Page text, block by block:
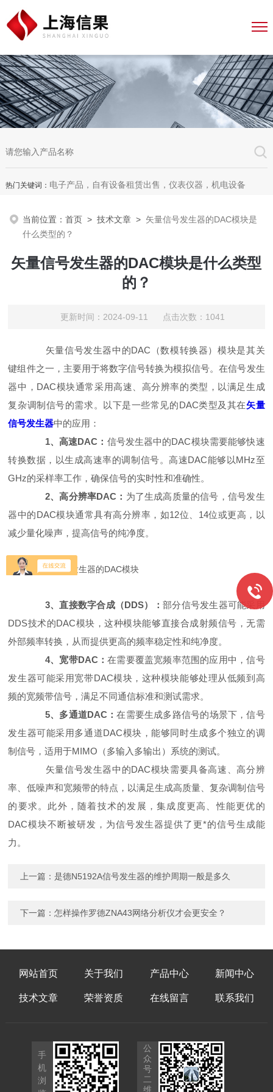
热门关键词： 电子产品，自有设备租赁出售，仪表仪器，机电设备
当前位置：首页 >技术文章 > 矢量信号发生器的DAC模块是
什么类型的？
矢量信号发生器的DAC模块是什么类型
的？
更新时间：2024-09-11 点击次数：1041
矢量信号发生器中的DAC（数模转换器）模块是其关
键组件之一，主要用于将数字信号转换为模拟信号。在信号发生
器中，DAC模块通常采用高速、高分辨率的类型，以满足生成
复杂调制信号的需求。以下是一些常见的DAC类型及其在矢量
信号发生器中的应用：
1、高速DAC： 信号发生器中的DAC模块需要能够快速
转换数据，以生成高速率的调制信号。高速DAC能够以MHz至
GHz的采样率工作，确保信号的实时性和准确性。
2、高分辨率DAC： 为了生成高质量的信号，信号发生
器中的DAC模块通常具有高分辨率，如12位、14位或更高，以
减少量化噪声，提高信号的纯净度。
3、直接数字合成（DDS）：部分信号发生器可能采用
DDS技术的DAC模块，这种模块能够直接合成射频信号，无需
外部频率转换，从而提供更高的频率稳定性和纯净度。
4、宽带DAC：在需要覆盖宽频率范围的应用中，信号
发生器可能采用宽带DAC模块，这种模块能够处理从低频到高
频的宽频带信号，满足不同通信标准和测试需求。
5、多通道DAC：在需要生成多路信号的场景下，信号
发生器可能采用多通道DAC模块，能够同时生成多个独立的调
制信号，适用于MIMO（多输入多输出）系统的测试。
矢量信号发生器中的DAC模块需要具备高速、高分辨
率、低噪声和宽频带的特点，以满足生成高质量、复杂调制信号
的要求。此外，随着技术的发展，集成度更高、性能更优的
DAC模块不断被研发，为信号发生器提供了更*的信号生成能
力。
上一篇：是德N5192A信号发生器的维护周期一般是多久
下一篇：怎样操作罗德ZNA43网络分析仪才会更安全？
网站首页 关于我们 产品中心 新闻中心
技术文章 荣誉资质 在线留言 联系我们
手
机
浏
公
众
号
二
维